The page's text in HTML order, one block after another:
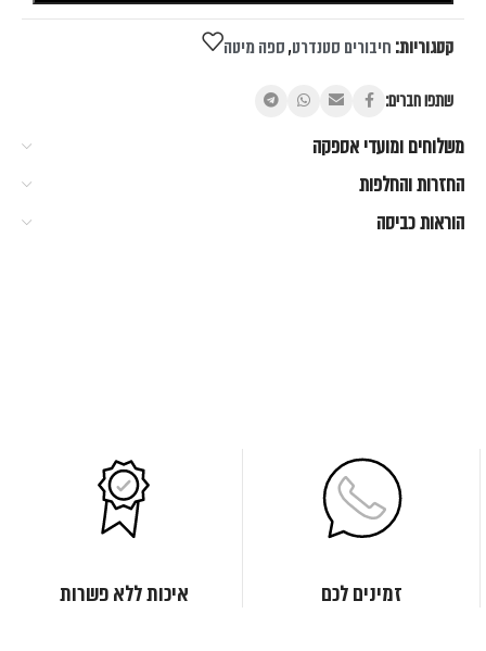
קטגוריות: חיבורים סטנדרט,ספה מיטה
שתפו חברים:
משלוחים ומועדי אספקה
החזרות והחלפות
הוראות כביסה
זמינים לכם איכות ללא פשרות